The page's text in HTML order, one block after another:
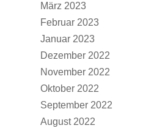
März 2023
Februar 2023
Januar 2023
Dezember 2022
November 2022
Oktober 2022
September 2022
August 2022